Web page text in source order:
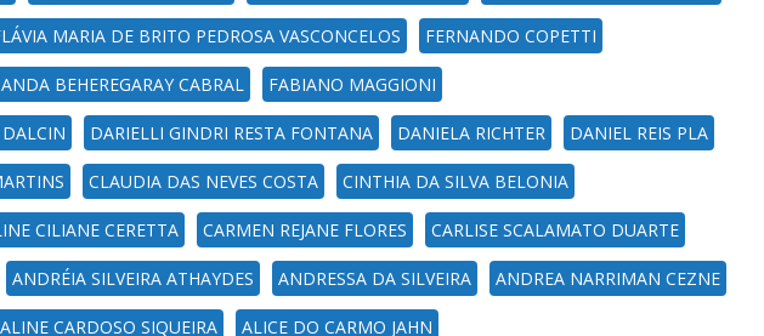
MARIA DE BRITO PEDROSA VASCONCELOS FERNANDO COPETTI
BEHEREGARAY CABRAL FABIANO MAGGIONI
DARIELLI GINDRI RESTA FONTANA DANIELA RICHTER DANIEL REIS PLA
CLAUDIA DAS NEVES COSTA CINTHIA DA SILVA BELONIA
CILIANE CERETTA CARMEN REJANE FLORES CARLISE SCALAMATO DUARTE
ANDRÉIA SILVEIRA ATHAYDES ANDRESSA DA SILVEIRA ANDREA NARRIMAN CEZNE
ALINE CARDOSO SIQUEIRA ALICE DO CARMO JAHN